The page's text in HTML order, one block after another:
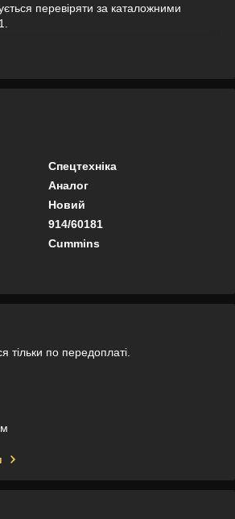
перевіряти за каталожними
Спецтехніка
Аналог
Новий
914/60181
Cummins
тільки по передоплаті.